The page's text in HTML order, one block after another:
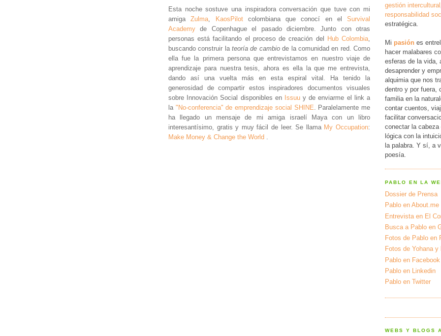
Esta noche sostuve una inspiradora conversación que tuve con mi
amigaZulma KaosPilotcolombiana que conocí en el Survival
Academy de Copenhague el pasado diciembre. Junto con otras
personas está facilitando el proceso de creación del Hub Colombia
buscando construir lateoría de cambiode la comunidad en red. Como
ella fue la primera persona que entrevistamos en nuestro viaje de
aprendizaje para nuestra tesis, ahora es ella la que me entrevista,
dando así una vuelta más en esta espiral vital. Ha tenido la
generosidad de compartir estos inspiradores documentos visuales
sobre Innovación Social disponibles en Issuuy de enviarme el link a
la "No-conferencia" de emprendizaje social SHINE . Paralelamente me
ha llegado un mensaje de mi amiga israelí Maya con un libro
interesantísimo, gratis y muy fácil de leer. Se llama My Occupation:
Make Money & Change the World
gestión intercultural
responsabilidad
estratégica.
Mi pasión es
hacer malabares
esferas de la vida,
desaprender y
alquimia que nos
dentro y por fuera,
familia en la
contar cuentos,
facilitar
conectar la
lógica con la
la palabra. Y sí, a
poesía.
PABLO EN LA
Dossier de Prensa
Pablo en About.me
Entrevista en El
Busca a Pablo en
Fotos de Pablo en
Fotos de Yohana y
Pablo en Facebook
Pablo en Linkedin
Pablo en Twitter
WEBS Y BLOGS